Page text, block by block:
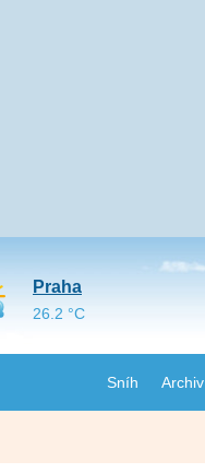
Sníh Archiv
Praha
26.2 °C